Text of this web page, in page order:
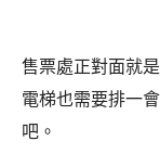
售票處正對面就
電梯也需要排一
吧。